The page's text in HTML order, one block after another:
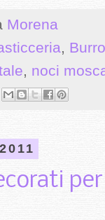
Morena
, Burro
, noci